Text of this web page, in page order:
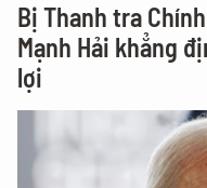
Bị Thanh tra
Mạnh Hải khẳng
lợi